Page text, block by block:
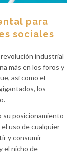
para
sociales
industrial
más en los foros y
así como el
los
su posicionamiento
el uso de cualquier
y consumir
el nicho de